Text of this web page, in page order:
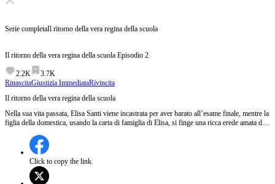
Serie completaIl ritorno della vera regina della scuola
Il ritorno della vera regina della scuola Episodio 2
2.2K
3.7K
RinascitaGiustizia ImmediataRivincita
Il ritorno della vera regina della scuola
Nella sua vita passata, Elisa Santi viene incastrata per aver barato all’esame finale, mentre la
figlia della domestica, usando la carta di famiglia di Elisa, si finge una ricca erede amata da
fallisce ed Elisa muore dopo essere stata brutalmente umiliata. Quando riapre gli occhi, è di
nuovo all’ultimo anno di liceo. Questa volta, Elisa non chiederà giustizia: la prenderà con le
proprie mani.Click to copy the link